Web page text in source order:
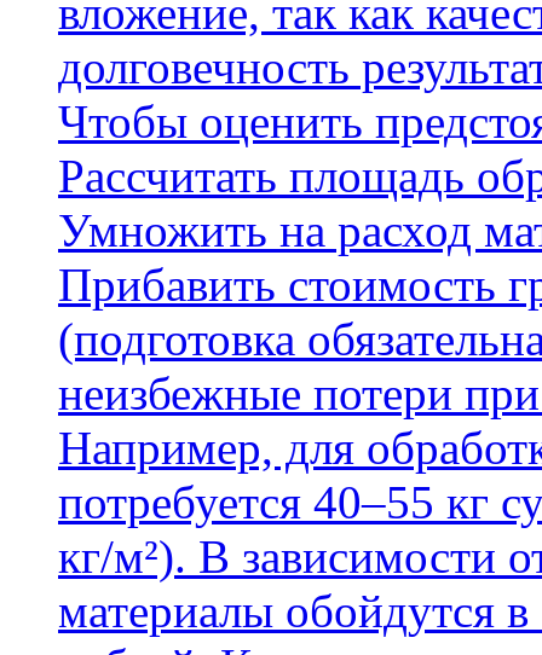
вложение, так как
долговечность
Чтобы оценить
Рассчитать площадь
Умножить на расход
Прибавить стоимость
(подготовка
неизбежные потери
Например, для
потребуется 40–55 кг
кг/м²). В зависимости
материалы обойдутся